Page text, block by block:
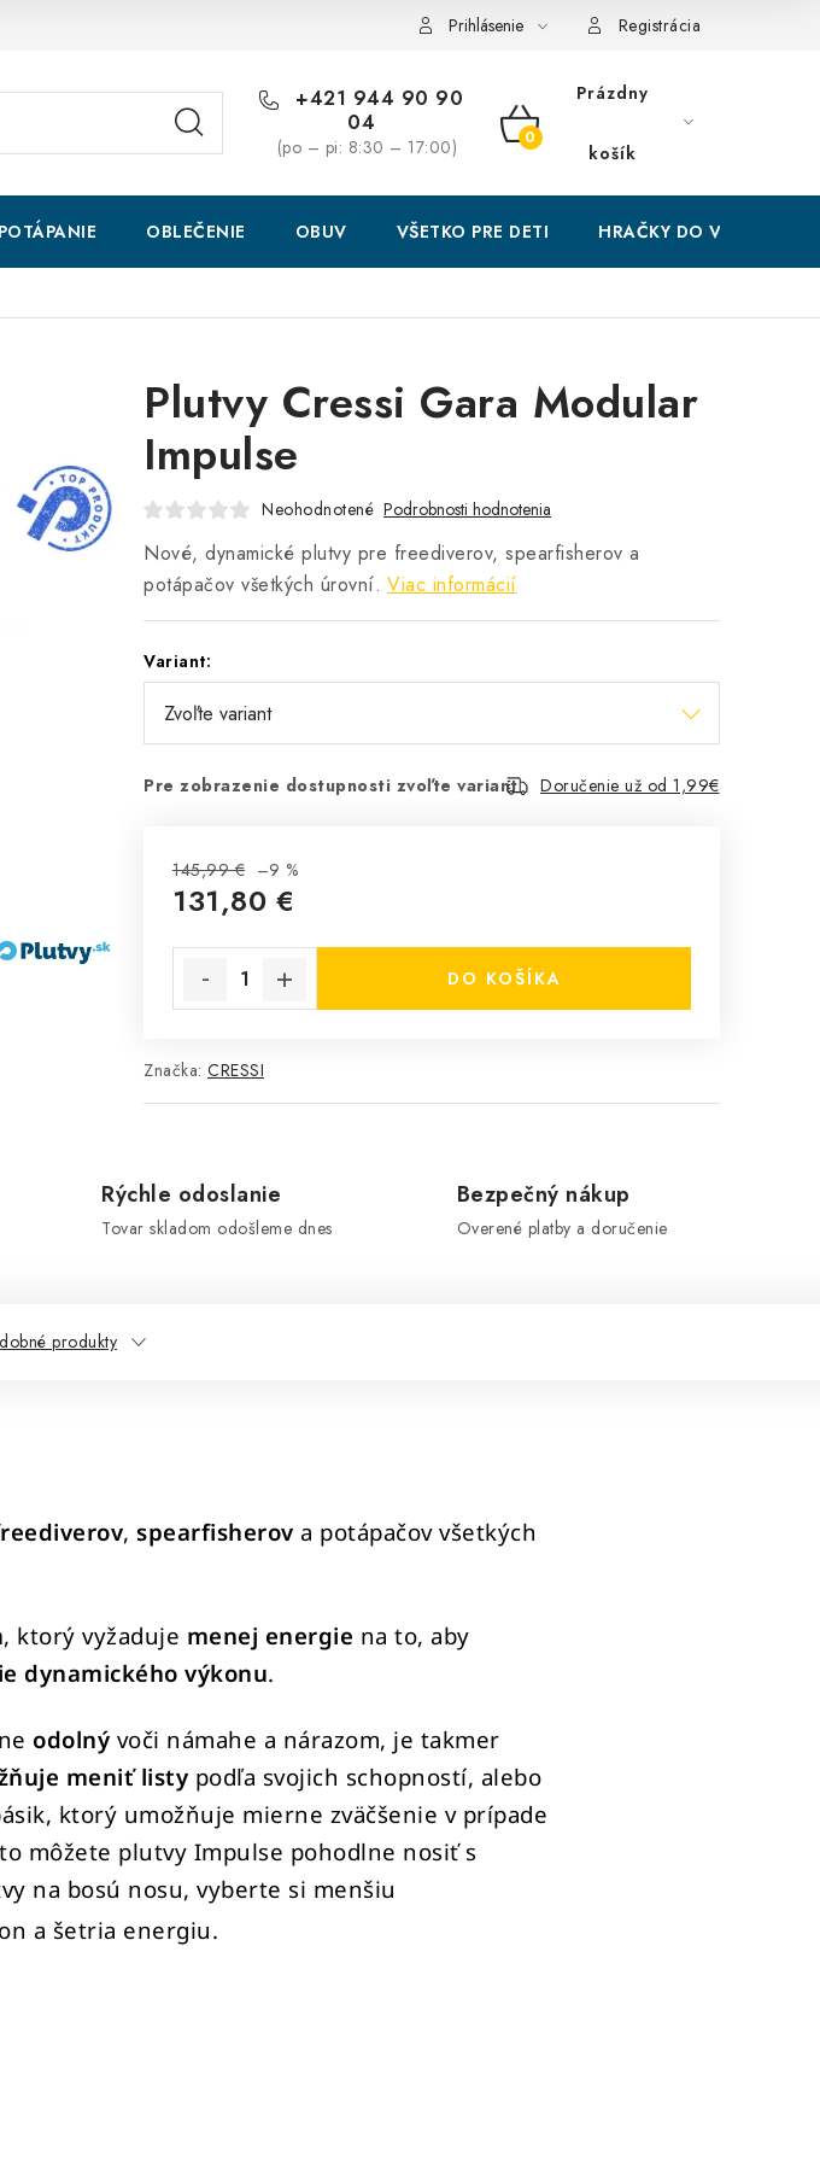
Prihlásenie Registrácia
+421 944 90 90
04
(po – pi: 8:30 – 17:00)
NÁKUPNÝ
Prázdny
košík
POTÁPANIE OBLEČENIE OBUV VŠETKO PRE DETI HRAČKY DO VODY
Plutvy Cressi Gara Modular
Impulse
Neohodnotené Podrobnosti hodnotenia
Nové, dynamické plutvy pre freediverov, spearfisherov a
potápačov všetkých úrovní. Viac informácií
Variant:
Pre zobrazenie dostupnosti zvoľte variant Doručenie už od 1,99€
145,99 € –9 %
131,80 €
DO KOŠÍKA
Značka: CRESSI
Rýchle odoslanie
Tovar skladom odošleme dnes
Bezpečný nákup
Overené platby a doručenie
produkty
, spearfisherov a potápačov všetkých
, ktorý vyžaduje menej energie na to, aby
dynamického výkonu.
odolný voči námahe a nárazom, je takmer
meniť listy podľa svojich schopností, alebo
ktorý umožňuje mierne zväčšenie v prípade
môžete plutvy Impulse pohodlne nosiť s
na bosú nosu, vyberte si menšiu
a šetria energiu.